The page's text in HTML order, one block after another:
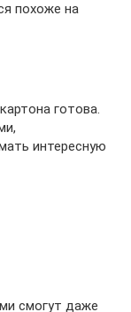
похоже на
готова.
интересную
смогут даже